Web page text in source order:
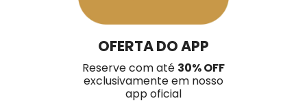
OFERTA DO APP
Reserve com até 30% OFF
exclusivamente em nosso
app oficial